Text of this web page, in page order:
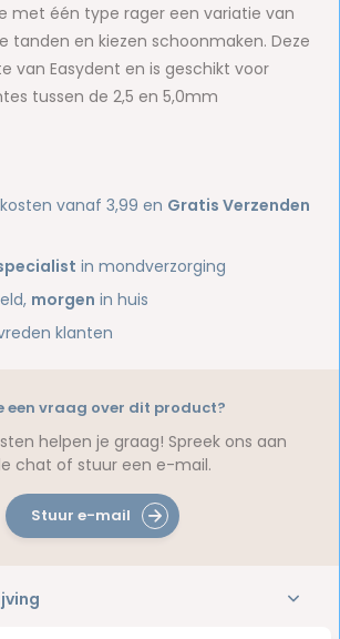
met één type rager een variatie van
tanden en kiezen schoonmaken. Deze
van Easydent en is geschikt voor
tussen de 2,5 en 5,0mm
vanaf 3,99 en Gratis Verzenden
in mondverzorging
morgen in huis
klanten
een vraag over dit product?
helpen je graag! Spreek ons aan
chat of stuur een e-mail.
Stuur e-mail